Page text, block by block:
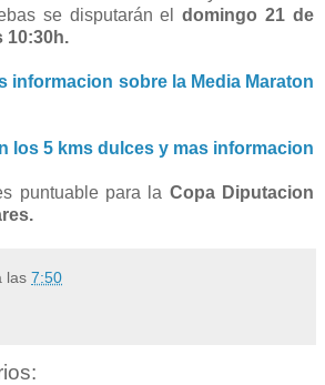
se disputarán eldomingo 21 de
10:30h.
informacion sobre la Media Maraton
los 5 kms dulces y mas informacion
puntuable para la Copa Diputacion
las 7:50